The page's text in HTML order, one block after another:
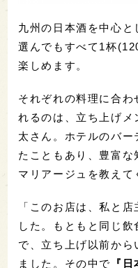
九州の日本酒を中心と
選んでもすべて1杯
楽しめます。
それぞれの料理に合わ
れるのは、立ち上げメ
太さん。ホテルのバー
たこともあり、豊富な
マリアージュを教えて
「このお店は、私と
した。もともと同じ
で、立ち上げ以前から
ました。その中で
『